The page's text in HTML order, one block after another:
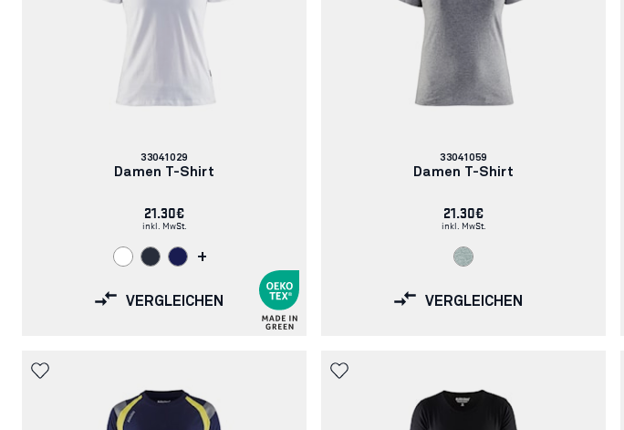
Artikelnummer:
33041029
Damen T-Shirt
21.30€
inkl. MwSt.
+
VERGLEICHEN
Artikelnummer:
33041059
Damen T-Shirt
21.30€
inkl. MwSt.
VERGLEICHEN